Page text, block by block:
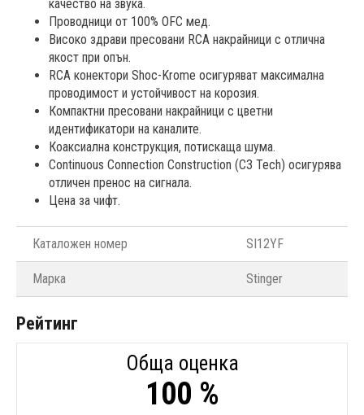
качество на звука.
Проводници от 100% OFC мед.
Високо здрави пресовани RCA накрайници с отлична
якост при опън.
RCA конектори Shoc-Krome осигуряват максимална
проводимост и устойчивост на корозия.
Компактни пресовани накрайници с цветни
идентификатори на каналите.
Коаксиална конструкция, потискаща шума.
Continuous Connection Construction (C3 Tech) осигурява
отличен пренос на сигнала.
Цена за чифт.
Каталожен номер SI12YF
Марка Stinger
Рейтинг
Обща оценка
100 %